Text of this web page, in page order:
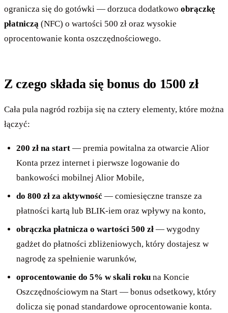
ogranicza się do gotówki — dorzuca dodatkowo obrączkę
płatniczą (NFC) o wartości 500 zł oraz wysokie
oprocentowanie konta oszczędnościowego.
Z czego składa się bonus do 1500 zł
Cała pula nagród rozbija się na cztery elementy, które można
łączyć:
200 zł na start — premia powitalna za otwarcie Alior
Konta przez internet i pierwsze logowanie do
bankowości mobilnej Alior Mobile,
do 800 zł za aktywność — comiesięczne transze za
płatności kartą lub BLIK-iem oraz wpływy na konto,
obrączka płatnicza o wartości 500 zł — wygodny
gadżet do płatności zbliżeniowych, który dostajesz w
nagrodę za spełnienie warunków,
oprocentowanie do 5% w skali roku na Koncie
Oszczędnościowym na Start — bonus odsetkowy, który
dolicza się ponad standardowe oprocentowanie konta.